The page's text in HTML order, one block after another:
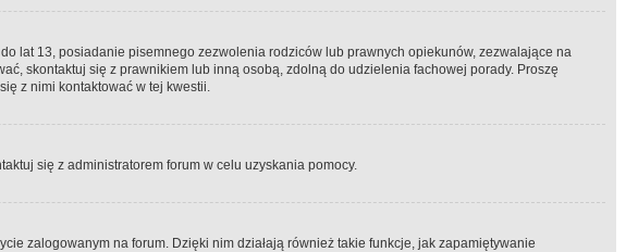
lat 13, posiadanie pisemnego zezwolenia rodziców lub prawnych opiekunów, zezwalające na
skontaktuj się z prawnikiem lub inną osobą, zdolną do udzielenia fachowej porady. Proszę
z nimi kontaktować w tej kwestii.
się z administratorem forum w celu uzyskania pomocy.
zalogowanym na forum. Dzięki nim działają również takie funkcje, jak zapamiętywanie